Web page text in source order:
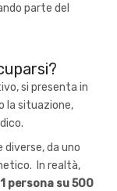
parte del
si presenta in
la situazione,
diverse, da uno
In realtà,
1 persona su 500